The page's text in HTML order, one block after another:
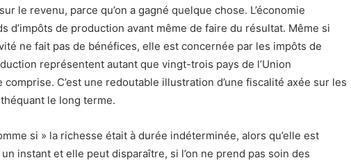
le revenu, parce qu’on a gagné quelque chose. L’économie
d’impôts de production avant même de faire du résultat. Même si
ne fait pas de bénéfices, elle est concernée par les impôts de
représentent autant que vingt-trois pays de l’Union
C’est une redoutable illustration d’une fiscalité axée sur les
le long terme.
si » la richesse était à durée indéterminée, alors qu’elle est
instant et elle peut disparaître, si l’on ne prend pas soin des